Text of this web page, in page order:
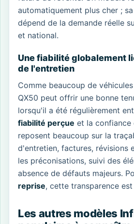
automatiquement plus cher ;
dépend de la demande réelle
et national.
Une fiabilité globalement
de l'entretien
Comme beaucoup de
QX50 peut offrir une bonne
lorsqu'il a été régulièrement
fiabilité perçue et la confiance
reposent beaucoup sur la
d'entretien, factures, révisions
les préconisations, suivi des
absence de défauts majeurs.
reprise, cette transparence est
Les autres modèles